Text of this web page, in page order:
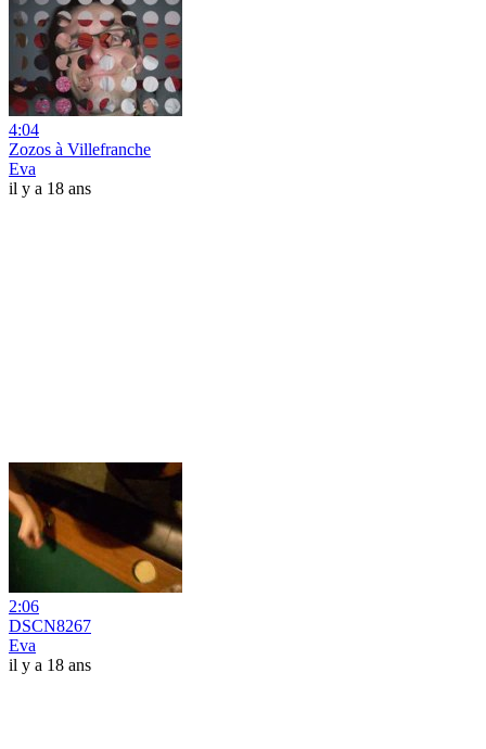
4:04
Zozos à Villefranche
Eva
il y a 18 ans
2:06
DSCN8267
Eva
il y a 18 ans